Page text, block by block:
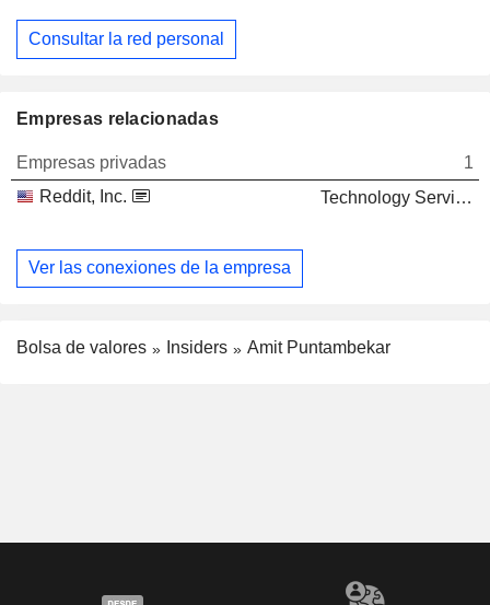
Consultar la red personal
Empresas relacionadas
Empresas privadas
1
Reddit, Inc.
Technology Services
Ver las conexiones de la empresa
Bolsa de valores Insiders Amit Puntambekar